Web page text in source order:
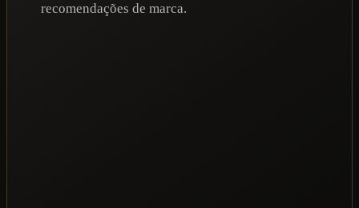
recomendações de marca.